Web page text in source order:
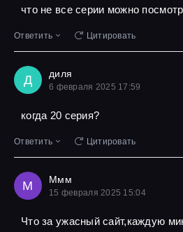
что не все серии можно
Ответить Цитировать
Д диля
6 февраля 2025 17:59
когда 20 серия?
Ответить Цитировать
М Ммм
15 февраля 2025 15:04
Что за ужасный сайт,каждую